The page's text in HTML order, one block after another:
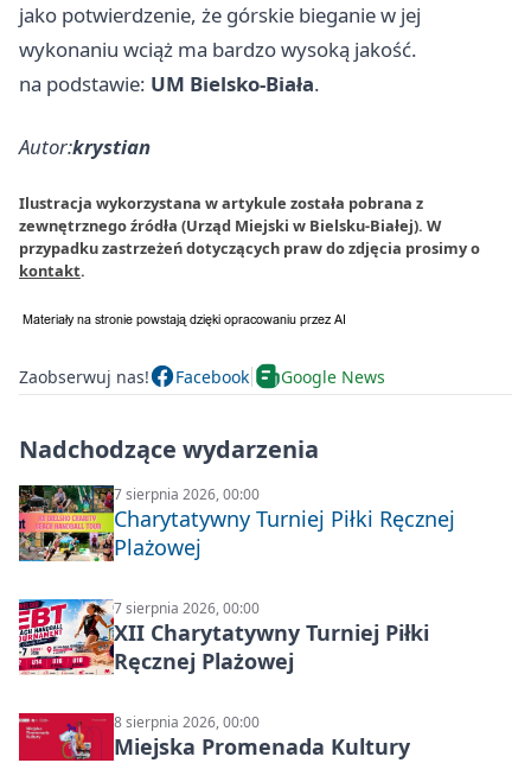
jako potwierdzenie, że górskie bieganie w jej
wykonaniu wciąż ma bardzo wysoką jakość.
na podstawie: UM Bielsko-Biała.
Autor:krystian
Ilustracja wykorzystana w artykule została pobrana z
zewnętrznego źródła (Urząd Miejski w Bielsku-Białej). W
przypadku zastrzeżeń dotyczących praw do zdjęcia prosimy o
kontakt.
Zaobserwuj nas! Facebook Google News
Nadchodzące wydarzenia
7 sierpnia 2026, 00:00
Charytatywny Turniej Piłki Ręcznej
Plażowej
7 sierpnia 2026, 00:00
XII Charytatywny Turniej Piłki
Ręcznej Plażowej
8 sierpnia 2026, 00:00
Miejska Promenada Kultury